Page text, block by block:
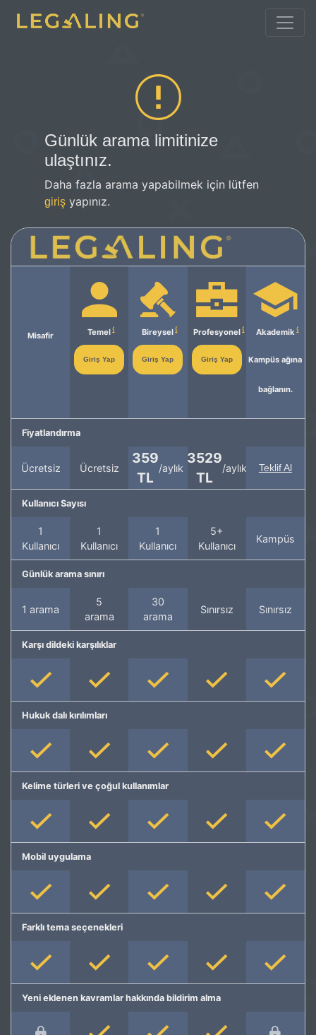
Günlük arama limitinize
ulaştınız.
Daha fazla arama yapabilmek için lütfen
giriş yapınız.
Misafir Temel
Giriş Yap
Bireysel
Giriş Yap
Profesyonel
Giriş Yap
Akademik
Kampüs ağına
bağlanın.
Fiyatlandırma
Ücretsiz Ücretsiz
359
TL
/aylık
3529
TL
/aylık Teklif Al
Kullanıcı Sayısı
1
Kullanıcı
1
Kullanıcı
1
Kullanıcı
5+
Kullanıcı
Kampüs
Günlük arama sınırı
1 arama
5
arama
30
arama
Sınırsız Sınırsız
Karşı dildeki karşılıklar
Hukuk dalı kırılımları
Kelime türleri ve çoğul kullanımlar
Mobil uygulama
Farklı tema seçenekleri
Yeni eklenen kavramlar hakkında bildirim alma